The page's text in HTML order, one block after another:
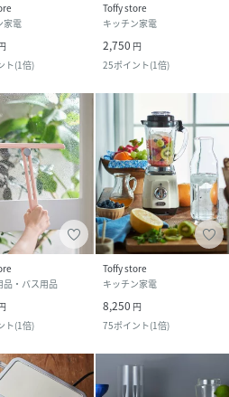
家電
ト(1倍)
Toffy store
キッチン家電
2,750 円
25ポイント(1倍)
品・バス用品
ト(1倍)
Toffy store
キッチン家電
8,250 円
75ポイント(1倍)